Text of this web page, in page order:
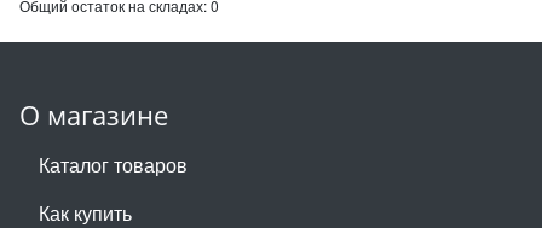
Общий остаток на складах:0
О магазине
Каталог товаров
Как купить